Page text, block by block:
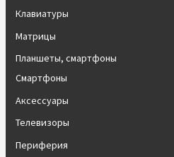
Клавиатуры
Матрицы
Планшеты, смартфоны
Смартфоны
Аксессуары
Телевизоры
Периферия